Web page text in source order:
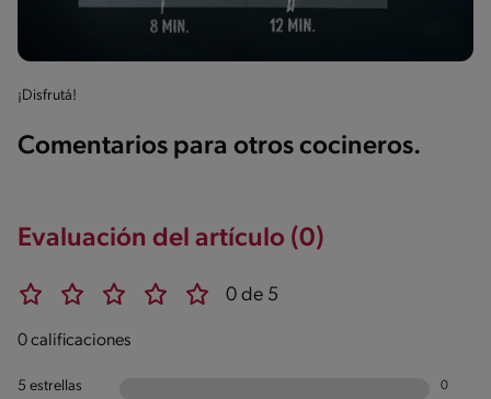
¡Disfrutá!
Comentarios para otros cocineros.
Evaluación del artículo (0)
0 de 5
0 calificaciones
5 estrellas 0